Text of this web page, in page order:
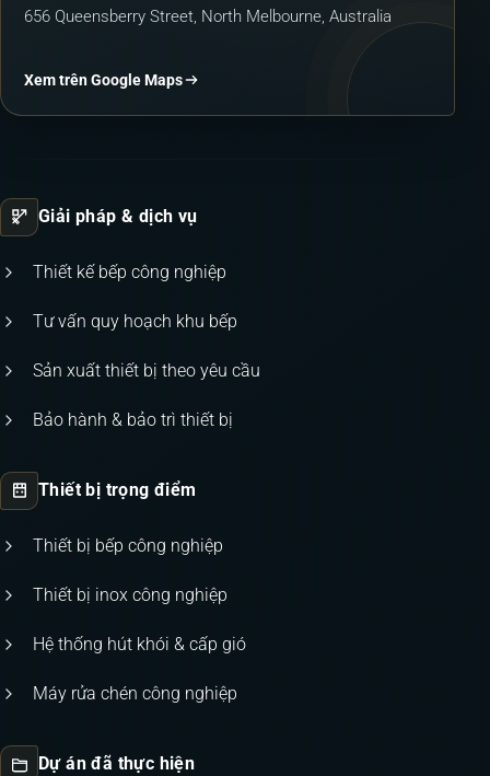
656 Queensberry Street, North Melbourne, Australia
Xem trên Google Maps
Giải pháp & dịch vụ
Thiết kế bếp công nghiệp
Tư vấn quy hoạch khu bếp
Sản xuất thiết bị theo yêu cầu
Bảo hành & bảo trì thiết bị
Thiết bị trọng điểm
Thiết bị bếp công nghiệp
Thiết bị inox công nghiệp
Hệ thống hút khói & cấp gió
Máy rửa chén công nghiệp
Dự án đã thực hiện